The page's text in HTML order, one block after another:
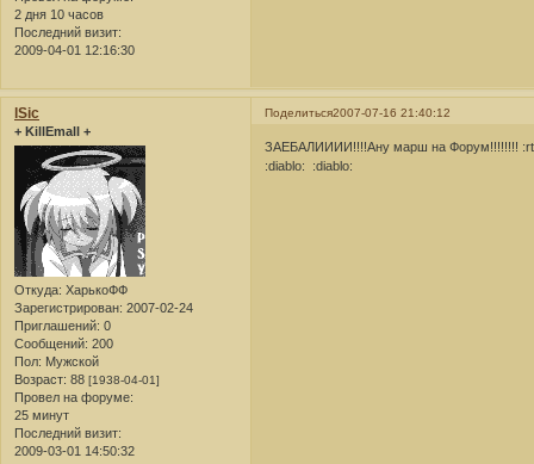
2 дня 10 часов
Последний визит:
2009-04-01 12:16:30
Поделиться2007-07-16 21:40:12
lSic
+ KillEmall +
Откуда: ХарькоФФ
Зарегистрирован: 2007-02-24
Приглашений: 0
Сообщений: 200
Пол: Мужской
Возраст: 88 [1938-04-01]
Провел на форуме:
25 минут
Последний визит:
2009-03-01 14:50:32
ЗАЕБАЛИИИИ!!!!Ану марш на Форум!!!!!!!!
:diablo: :diablo: